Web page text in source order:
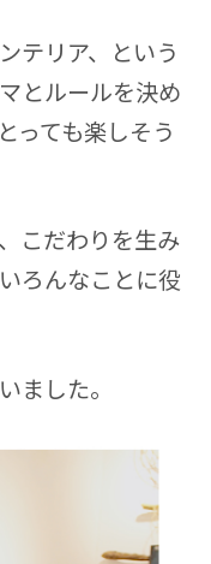
テリア、という
とルールを決め
っても楽しそう
こだわりを生み
ろんなことに役
ました。